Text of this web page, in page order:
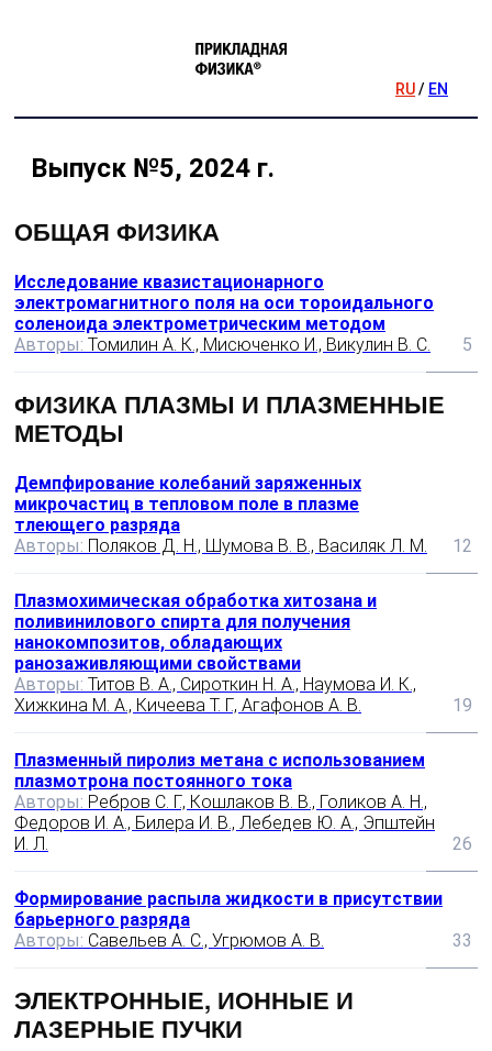
RU/ EN
Выпуск №5, 2024 г.
ОБЩАЯ ФИЗИКА
Исследование квазистационарного
электромагнитного поля на оси тороидального
соленоида электрометрическим методом
Авторы: Томилин А. К., Мисюченко И., Викулин В. С. 5
ФИЗИКА ПЛАЗМЫ И ПЛАЗМЕННЫЕ
МЕТОДЫ
Демпфирование колебаний заряженных
микрочастиц в тепловом поле в плазме
тлеющего разряда
Авторы: Поляков Д. Н., Шумова В. В., Василяк Л. М. 12
Плазмохимическая обработка хитозана и
поливинилового спирта для получения
нанокомпозитов, обладающих
ранозаживляющими свойствами
Авторы: Титов В. А., Сироткин Н. А., Наумова И. К.,
Хижкина М. А., Кичеева Т. Г., Агафонов А. В.
19
Плазменный пиролиз метана с использованием
плазмотрона постоянного тока
Авторы: Ребров С. Г., Кошлаков В. В., Голиков А. Н.,
Федоров И. А., Билера И. В., Лебедев Ю. А., Эпштейн
И. Л.
26
Формирование распыла жидкости в присутствии
барьерного разряда
Авторы: Савельев А. С., Угрюмов А. В. 33
ЭЛЕКТРОННЫЕ, ИОННЫЕ И
ЛАЗЕРНЫЕ ПУЧКИ